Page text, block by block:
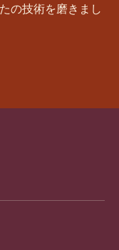
の技術を磨きまし